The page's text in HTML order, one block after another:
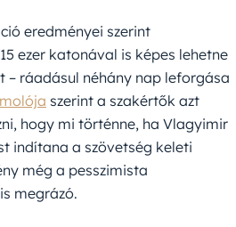
eredményei szerint
ezer katonával is képes lehetne
– ráadásul néhány nap leforgása
szerint a szakértők azt
hogy mi történne, ha Vlagyimir
indítana a szövetség keleti
még a pesszimista
megrázó.